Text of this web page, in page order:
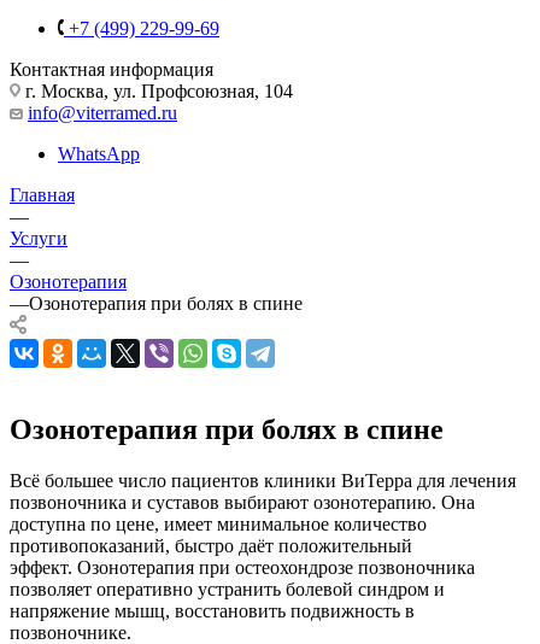
+7 (499) 229-99-69
Контактная информация
г. Москва, ул. Профсоюзная, 104
info@viterramed.ru
WhatsApp
Главная
—
Услуги
—
Озонотерапия
—Озонотерапия при болях в спине
Озонотерапия при болях в спине
Всё большее число пациентов клиники ВиТерра для лечения
позвоночника и суставов выбирают озонотерапию. Она
доступна по цене, имеет минимальное количество
противопоказаний, быстро даёт положительный
эффект. Озонотерапия при остеохондрозе позвоночника
позволяет оперативно устранить болевой синдром и
напряжение мышц, восстановить подвижность в
позвоночнике.